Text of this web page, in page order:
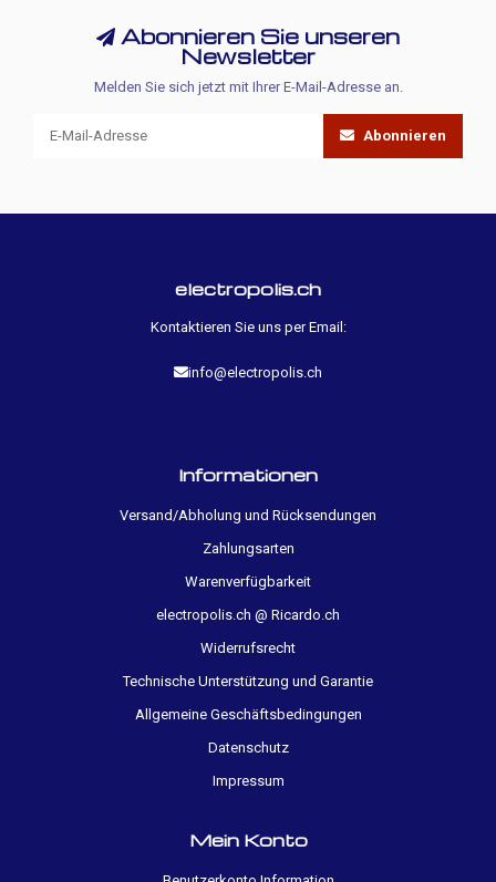
Abonnieren Sie unseren
Newsletter
Melden Sie sich jetzt mit Ihrer E-Mail-Adresse an.
Abonnieren
electropolis.ch
Kontaktieren Sie uns per Email:
info@electropolis.ch
Informationen
Versand/Abholung und Rücksendungen
Zahlungsarten
Warenverfügbarkeit
electropolis.ch @ Ricardo.ch
Widerrufsrecht
Technische Unterstützung und Garantie
Allgemeine Geschäftsbedingungen
Datenschutz
Impressum
Mein Konto